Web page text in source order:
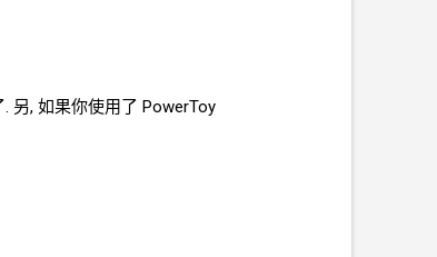
另, 如果你使用了 PowerToy